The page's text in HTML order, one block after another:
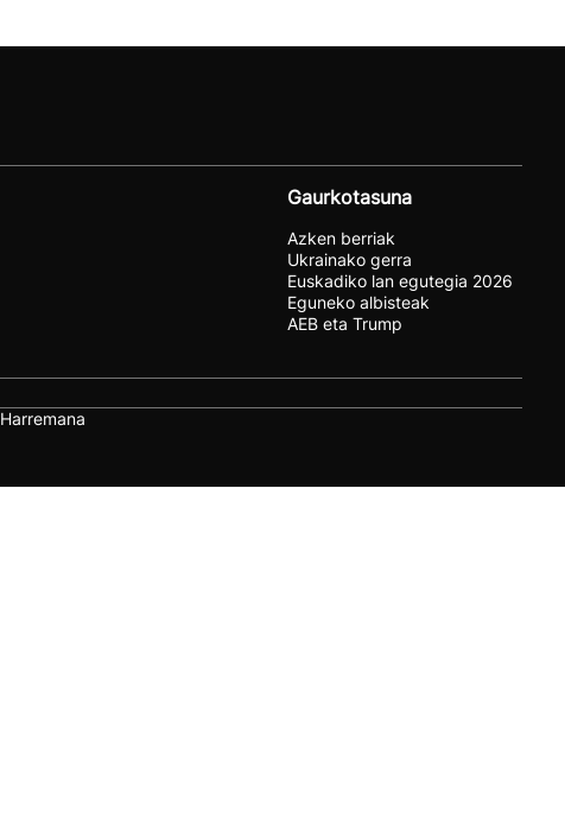
Gaurkotasuna
Azken berriak
Ukrainako gerra
Euskadiko lan egutegia 2026
Eguneko albisteak
AEB eta Trump
Harremana